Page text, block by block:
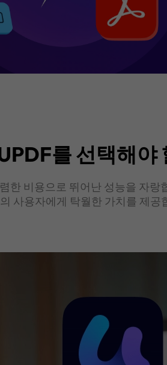
를 선택해야
한 비용으로 뛰어난 성능을 자랑
사용자에게 탁월한 가치를 제공